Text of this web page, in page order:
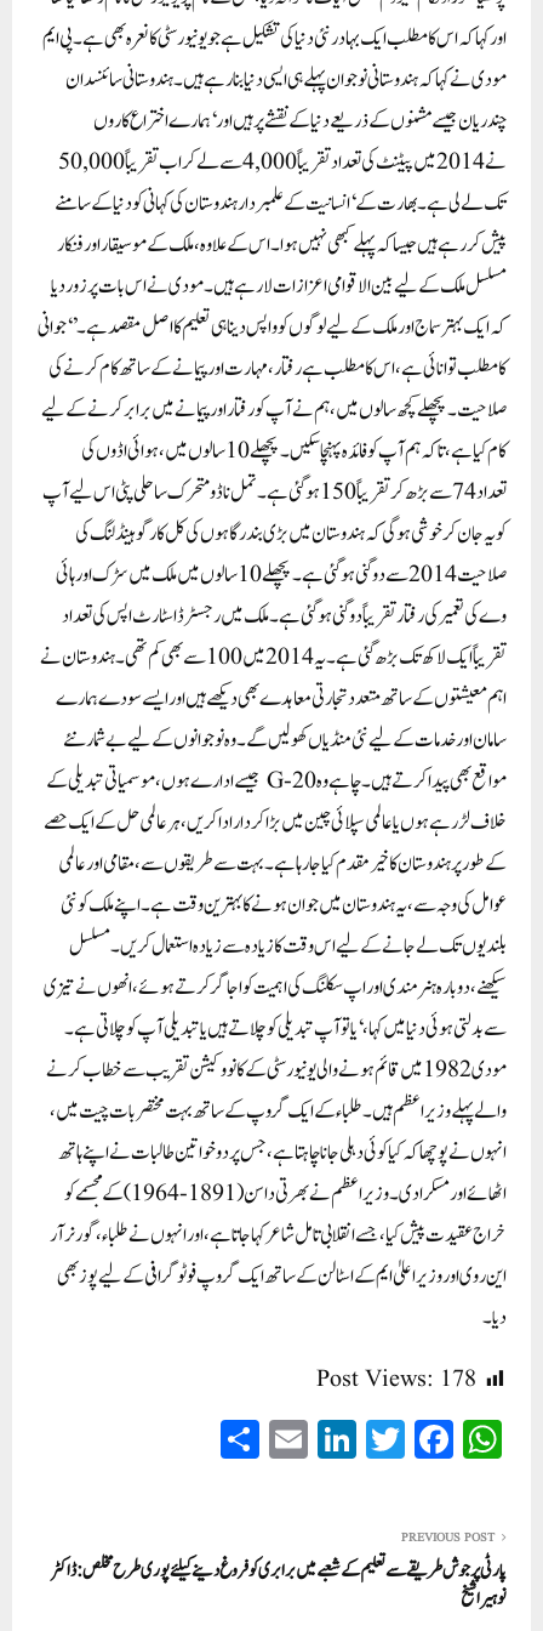
اور کہا کہ اس کا مطلب ایک بہادر نئی دنیا کی تشکیل ہے جو یونیورسٹی کا نعرہ بھی ہے۔ پی ایم
مودی نے کہا کہ ہندوستانی نوجوان پہلے ہی ایسی دنیا بنا رہے ہیں۔ ہندوستانی سائنسدان
چندریان جیسے مشنوں کے ذریعے دنیا کے نقشے پر ہیں اور ‘ہمارے اختراع کاروں
نے 2014 میں پیٹنٹ کی تعداد تقریباً 4,000 سے لے کر اب تقریباً 50,000
تک لے لی ہے۔ بھارت کے ‘ انسانیت کے علمبردار ہندوستان کی کہانی کو دنیا کے سامنے
پیش کر رہے ہیں جیسا کہ پہلے کبھی نہیں ہوا۔ اس کے علاوہ، ملک کے موسیقار اور فنکار
مسلسل ملک کے لیے بین الاقوامی اعزازات لا رہے ہیں۔مودی نے اس بات پر زور دیا
کہ ایک بہتر سماج اور ملک کے لیے لوگوں کو واپس دینا ہی تعلیم کا اصل مقصد ہے۔’ ‘جوانی
کا مطلب توانائی ہے، اس کا مطلب ہے رفتار، مہارت اور پیمانے کے ساتھ کام کرنے کی
صلاحیت۔ پچھلے کچھ سالوں میں، ہم نے آپ کو رفتار اور پیمانے میں برابر کرنے کے لیے
کام کیا ہے، تاکہ ہم آپ کو فائدہ پہنچا سکیں۔ پچھلے 10 سالوں میں، ہوائی اڈوں کی
تعداد 74 سے بڑھ کر تقریباً 150 ہو گئی ہے۔ تمل ناڈو متحرک ساحلی پٹی اس لیے آپ
کو یہ جان کر خوشی ہوگی کہ ہندوستان میں بڑی بندرگاہوں کی کل کارگو ہینڈلنگ کی
صلاحیت 2014 سے دوگنی ہو گئی ہے۔ پچھلے 10 سالوں میں ملک میں سڑک اور ہائی
وے کی تعمیر کی رفتار تقریباً دوگنی ہو گئی ہے۔ ملک میں رجسٹرڈ اسٹارٹ اپس کی تعداد
تقریباً ایک لاکھ تک بڑھ گئی ہے۔ یہ 2014 میں 100 سے بھی کم تھی۔ ہندوستان نے
اہم معیشتوں کے ساتھ متعدد تجارتی معاہدے بھی دیکھے ہیں اور ایسے سودے ہمارے
سامان اور خدمات کے لیے نئی منڈیاں کھولیں گے۔ وہ نوجوانوں کے لیے بے شمار نئے
مواقع بھی پیدا کرتے ہیں۔چاہے وہ G-20 جیسے ادارے ہوں، موسمیاتی تبدیلی کے
خلاف لڑ رہے ہوں یا عالمی سپلائی چین میں بڑا کردار ادا کریں، ہر عالمی حل کے ایک حصے
کے طور پر ہندوستان کا خیرمقدم کیا جا رہا ہے۔ بہت سے طریقوں سے، مقامی اور عالمی
عوامل کی وجہ سے، یہ ہندوستان میں جوان ہونے کا بہترین وقت ہے۔ اپنے ملک کو نئی
بلندیوں تک لے جانے کے لیے اس وقت کا زیادہ سے زیادہ استعمال کریں۔ مسلسل
سیکھنے، دوبارہ ہنر مندی اور اپ سکلنگ کی اہمیت کو اجاگر کرتے ہوئے، انھوں نے تیزی
سے بدلتی ہوئی دنیا میں کہا، ‘یا تو آپ تبدیلی کو چلاتے ہیں یا تبدیلی آپ کو چلاتی ہے۔
مودی 1982 میں قائم ہونے والی یونیورسٹی کے کانووکیشن تقریب سے خطاب کرنے
والے پہلے وزیر اعظم ہیں۔طلباء کے ایک گروپ کے ساتھ بہت مختصر بات چیت میں،
انہوں نے پوچھا کہ کیا کوئی دہلی جانا چاہتا ہے، جس پر دو خواتین طالبات نے اپنے ہاتھ
اٹھائے اور مسکرا دی۔ وزیر اعظم نے بھرتی داسن (1891-1964) کے مجسمے کو
خراج عقیدت پیش کیا، جسے انقلابی تامل شاعر کہا جاتا ہے، اور انہوں نے طلباء، گورنر آر
این روی اور وزیر اعلیٰ ایم کے اسٹالن کے ساتھ ایک گروپ فوٹوگرافی کے لیے پوز بھی
دیا۔
Post Views: 178
W
ha
A
pp
Fa
ce
ok
T
wi
r
Li
nk
In
E
m
PREVIOUS POST
پارٹی پر جوش طریقے سے تعلیم کے شعبے میں برابری کو فروغ دینے کیلئے پوری طرح مخلص: ڈاکٹر
نوہیرا شیخ